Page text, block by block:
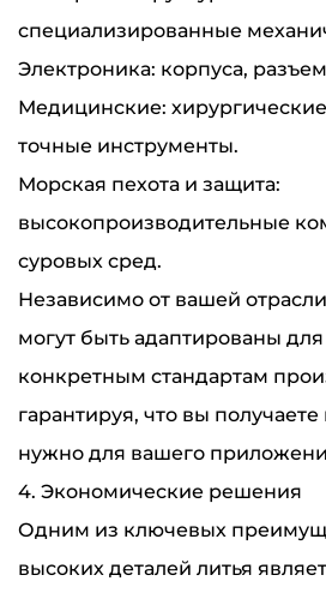
специализированные
Электроника: корпуса,
Медицинские:
точные инструменты.
Морская пехота и защита:
высокопроизводительные
суровых сред.
Независимо от вашей
могут быть адаптированы для
конкретным стандартам
гарантируя, что вы
нужно для вашего
4. Экономические решения
Одним из ключевых
высоких деталей литья